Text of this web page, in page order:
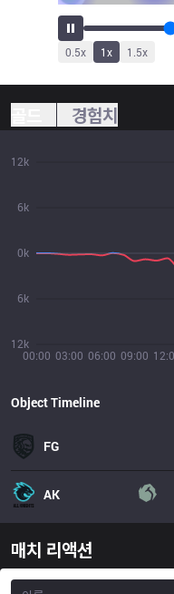
0.5x 1x 1.5x
경험치
00:00 03:00 06:00 09:00
12k
6k
0k
6k
12k
Object Timeline
FG
AK
매치 리액션